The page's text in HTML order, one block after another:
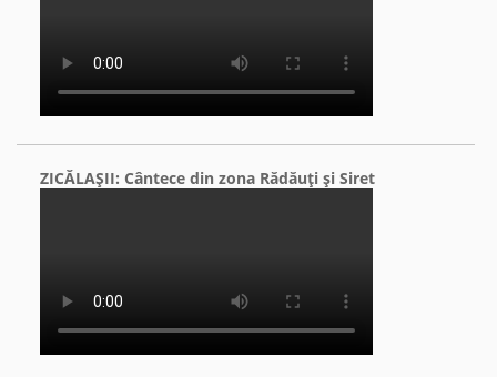
ZICĂLAŞII: Cântece din zona Rădăuţi şi Siret